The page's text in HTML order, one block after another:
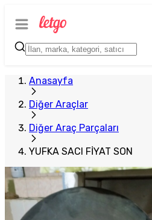
Anasayfa
Diğer Araçlar
Diğer Araç Parçaları
YUFKA SACI FİYAT SON